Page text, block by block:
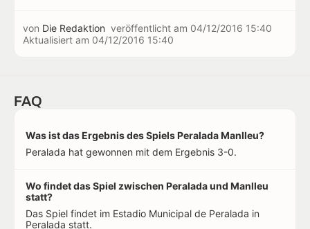
von Die Redaktion veröffentlicht am 04/12/2016 15:40
Aktualisiert am 04/12/2016 15:40
FAQ
Was ist das Ergebnis des Spiels Peralada Manlleu?
Peralada hat gewonnen mit dem Ergebnis 3-0.
Wo findet das Spiel zwischen Peralada und Manlleu
statt?
Das Spiel findet im Estadio Municipal de Peralada in
Peralada statt.